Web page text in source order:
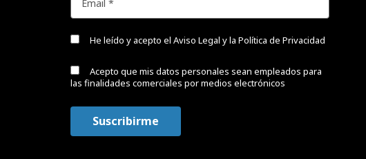
He leído y acepto el Aviso Legal y la Política de Privacidad
Acepto que mis datos personales sean empleados para
las finalidades comerciales por medios electrónicos